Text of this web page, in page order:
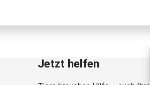
Jetzt helfen